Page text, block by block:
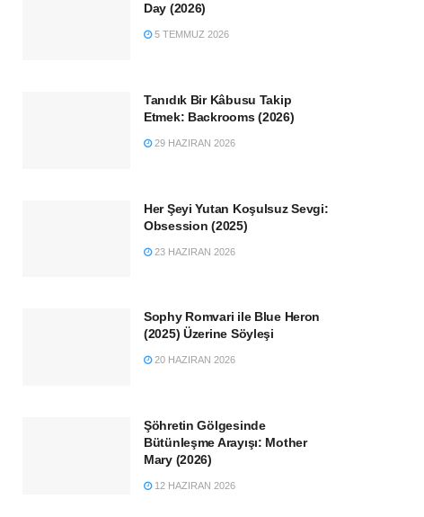
Day (2026)
5 TEMMUZ 2026
Tanıdık Bir Kâbusu Takip
Etmek: Backrooms (2026)
29 HAZIRAN 2026
Her Şeyi Yutan Koşulsuz Sevgi:
Obsession (2025)
23 HAZIRAN 2026
Sophy Romvari ile Blue Heron
(2025) Üzerine Söyleşi
20 HAZIRAN 2026
Şöhretin Gölgesinde
Bütünleşme Arayışı: Mother
Mary (2026)
12 HAZIRAN 2026